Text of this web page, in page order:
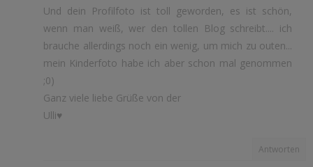
Und dein Profilfoto ist toll geworden, es ist schön,
wenn man weiß, wer den tollen Blog schreibt.... ich
brauche allerdings noch ein wenig, um mich zu outen...
mein Kinderfoto habe ich aber schon mal genommen
;0)
Ganz viele liebe Grüße von der
Ulli♥
Antworten